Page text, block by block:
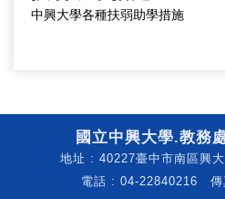
中興大學各種扶弱助學措施
國立中興大學.教務
地址 : 40227臺中市南區興
電話 : 04-22840216 傳